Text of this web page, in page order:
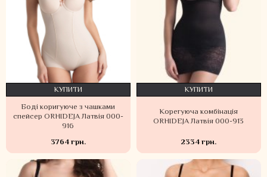
Боді коригуюче з чашками
спейсер ORHIDEJA Латвія 000-
916
3764 грн.
КУПИТИ
Корегуюча комбінація
ORHIDEJA Латвія 000-913
2334 грн.
КУПИТИ